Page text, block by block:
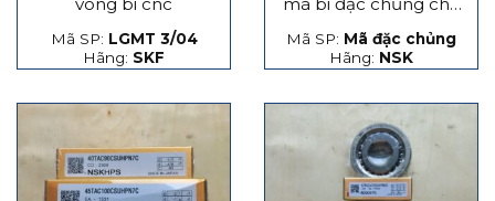
Mã SP: LGMT 3/04
Hãng: SKF
Mã SP: Mã đặc chủng
Hãng: NSK